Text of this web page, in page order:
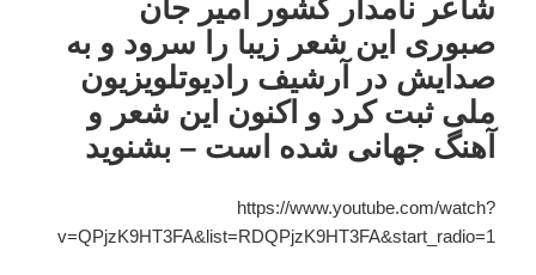
شاعر نامدار کشور امیر جان
صبوری این شعر زیبا را سرود و به
صدایش در آرشیف رادیوتلویزیون
ملی ثبت کرد و اکنون این شعر و
آهنگ جهانی شده است – بشنوید
https://www.youtube.com/watch?
v=QPjzK9HT3FA&list=RDQPjzK9HT3FA&start_radio=1